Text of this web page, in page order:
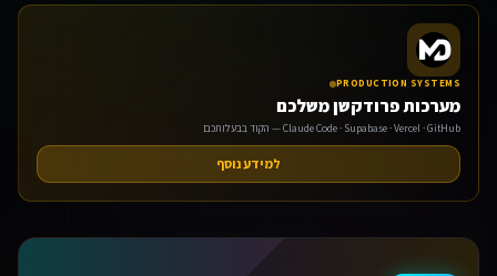
PRODUCTION SYSTEMS
מערכות פרודקשן משלכם
Claude Code · Supabase · Vercel · GitHub — הקוד בבעלותכם
למידע נוסף
דחה
אישור הכל